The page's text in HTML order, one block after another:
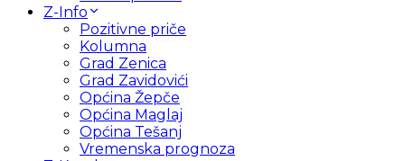
Z-Info
Pozitivne priče
Kolumna
Grad Zenica
Grad Zavidovići
Općina Žepče
Općina Maglaj
Općina Tešanj
Vremenska prognoza